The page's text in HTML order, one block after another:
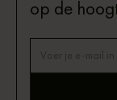
op de